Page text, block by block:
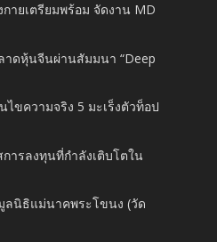
ายเตรียมพร้อม จัดงาน MD
าดหุ้นจีนผ่านสัมมนา “Deep
ขความจริง 5 มะเร็งตัวท็อป
การลงทุนที่กำลังเติบโตใน
นิธิแม่นาคพระโขนง (วัด